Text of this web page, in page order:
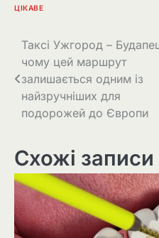
ЦІКАВЕ
Навігація
записів
Таксі Ужгород –
чому цей маршрут
залишається одним із
найзручніших для
подорожей до Європи
Схожі записи